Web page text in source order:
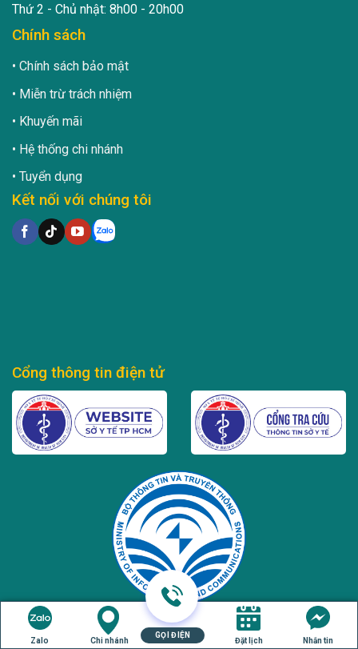
Thứ 2 - Chủ nhật: 8h00 - 20h00
Chính sách
Chính sách bảo mật
Miễn trừ trách nhiệm
Khuyến mãi
Hệ thống chi nhánh
Tuyển dụng
Kết nối với chúng tôi
Cổng thông tin điện tử
Tư vấn miễn phí
Zalo Chi nhánh
GỌI ĐIỆN
Đặt lịch Nhắn tin